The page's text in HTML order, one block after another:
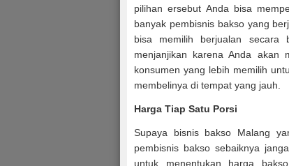
pilihan ersebut Anda bisa
banyak pembisnis bakso yang
bisa memilih berjualan secara
menjanjikan karena Anda akan
konsumen yang lebih memilih
membelinya di tempat yang jauh.
Harga Tiap Satu Porsi
Supaya bisnis bakso Malang
pembisnis bakso sebaiknya
untuk menentukan harga